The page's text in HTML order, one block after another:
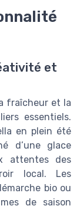
et
fraîcheur et la
essentiels.
en plein été
d’une glace
attentes des
local. Les
bio ou
de saison